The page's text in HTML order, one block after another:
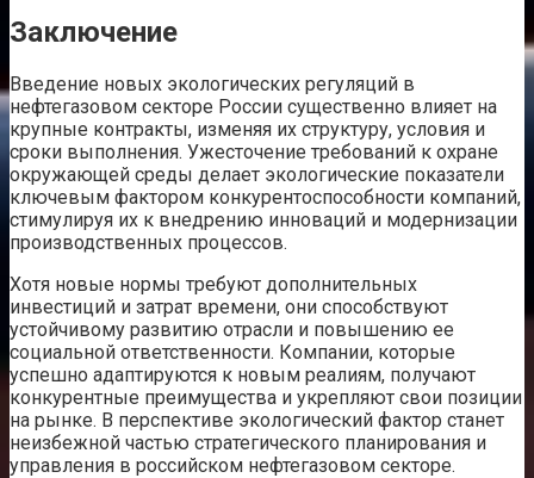
Заключение
Введение новых экологических регуляций в
нефтегазовом секторе России существенно влияет на
крупные контракты, изменяя их структуру, условия и
сроки выполнения. Ужесточение требований к охране
окружающей среды делает экологические показатели
ключевым фактором конкурентоспособности компаний,
стимулируя их к внедрению инноваций и модернизации
производственных процессов.
Хотя новые нормы требуют дополнительных
инвестиций и затрат времени, они способствуют
устойчивому развитию отрасли и повышению ее
социальной ответственности. Компании, которые
успешно адаптируются к новым реалиям, получают
конкурентные преимущества и укрепляют свои позиции
на рынке. В перспективе экологический фактор станет
неизбежной частью стратегического планирования и
управления в российском нефтегазовом секторе.